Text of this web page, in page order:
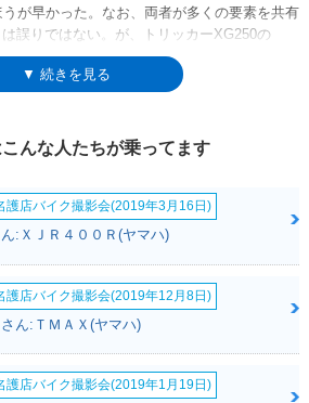
が早かった。なお、両者が多くの要素を共有
誤りではない。が、トリッカーXG250の
250よりも短いホイールベース、ボディアクシ
ンク（そのかわり容量は少ない）などに表れ
めにフューエルインジェクションを採用する
なすぎるという意見が多かったのか、燃料タ
た（従来は6L）。また、シートの厚みも増
通のバイクになっていた。この2008年モデ
れたが、2010年、14年のカラーリング変更時
のリリースとなっており、それから変更なく
出を低減するキャニスターなどを装備して規
登場した。※2011年10月には、トリッカーに
」が発売された。樹脂製のタンクカバーや
けることで、1970年代のトライアルバイク
身させるものだった。
▼ 続きを見る
んな人たちが乗ってます
護店バイク撮影会(2019年3月16日)
:ＸＪＲ４００Ｒ(ヤマハ)
護店バイク撮影会(2019年12月8日)
ん:ＴＭＡＸ(ヤマハ)
護店バイク撮影会(2019年1月19日)